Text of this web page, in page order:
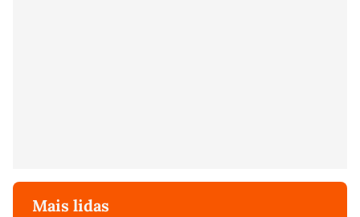
Mais lidas